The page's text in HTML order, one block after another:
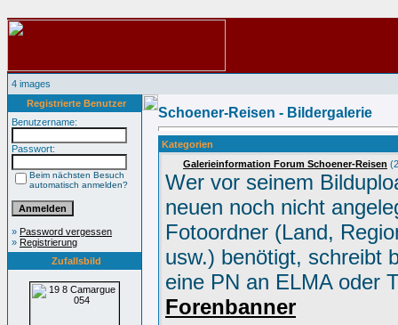
4 images
Registrierte Benutzer
Benutzername:
Passwort:
Beim nächsten Besuch
automatisch anmelden?
» Password vergessen
» Registrierung
Zufallsbild
Schoener-Reisen - Bildergalerie
Kategorien
Galerieinformation Forum Schoener-Reisen
Wer vor seinem
neuen noch nicht
Fotoordner (Land,
usw.) benötigt, schreibt
eine PN an ELMA oder
Forenbanner